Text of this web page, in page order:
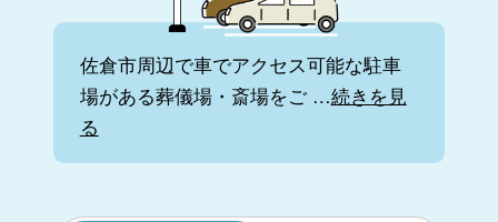
佐倉市周辺で車でアクセス可能な駐車
場がある葬儀場・斎場をご …続きを見
る